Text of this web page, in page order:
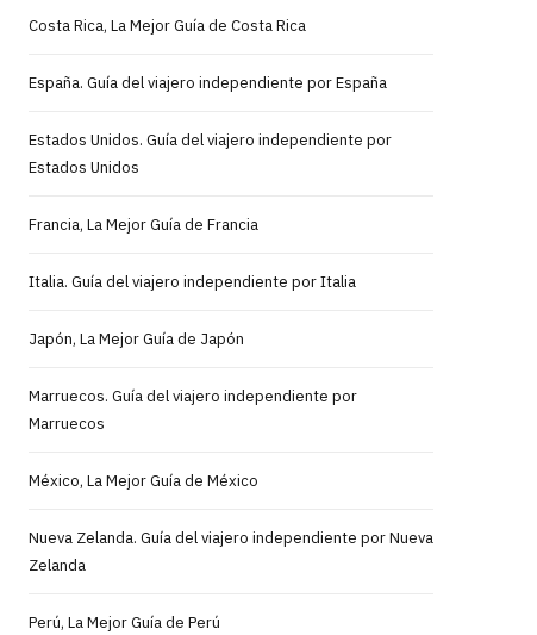
Costa Rica, La Mejor Guía de Costa Rica
España. Guía del viajero independiente por España
Estados Unidos. Guía del viajero independiente por
Estados Unidos
Francia, La Mejor Guía de Francia
Italia. Guía del viajero independiente por Italia
Japón, La Mejor Guía de Japón
Marruecos. Guía del viajero independiente por
Marruecos
México, La Mejor Guía de México
Nueva Zelanda. Guía del viajero independiente por Nueva
Zelanda
Perú, La Mejor Guía de Perú